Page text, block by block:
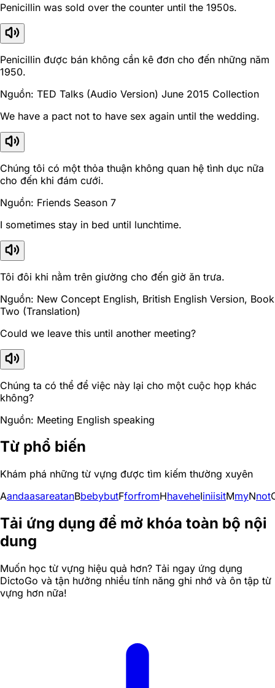
Penicillin was sold over the counter until the 1950s.
Penicillin được bán không cần kê đơn cho đến những năm
1950.
Nguồn: TED Talks (Audio Version) June 2015 Collection
We have a pact not to have sex again until the wedding.
Chúng tôi có một thỏa thuận không quan hệ tình dục nữa
cho đến khi đám cưới.
Nguồn: Friends Season 7
I sometimes stay in bed until lunchtime.
Tôi đôi khi nằm trên giường cho đến giờ ăn trưa.
Nguồn: New Concept English, British English Version, Book
Two (Translation)
Could we leave this until another meeting?
Chúng ta có thể để việc này lại cho một cuộc họp khác
không?
Nguồn: Meeting English speaking
Từ phổ biến
Khám phá những từ vựng được tìm kiếm thường xuyên
AandaasareatanBbebybutFforfromHhaveheIiniisitMmyNnot
Tải ứng dụng để mở khóa toàn bộ nội
dung
Muốn học từ vựng hiệu quả hơn? Tải ngay ứng dụng
DictoGo và tận hưởng nhiều tính năng ghi nhớ và ôn tập từ
vựng hơn nữa!